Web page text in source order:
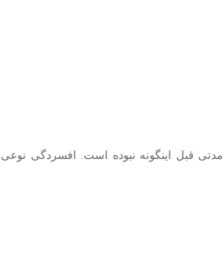
قبل اینگونه نبوده است. افسردگی نوعی